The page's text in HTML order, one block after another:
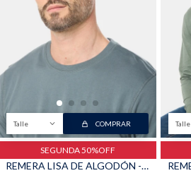
Talle COMPRAR
SEGUNDA 50%OFF
REMERA LISA DE ALGODÓN - Petroleo
Talle